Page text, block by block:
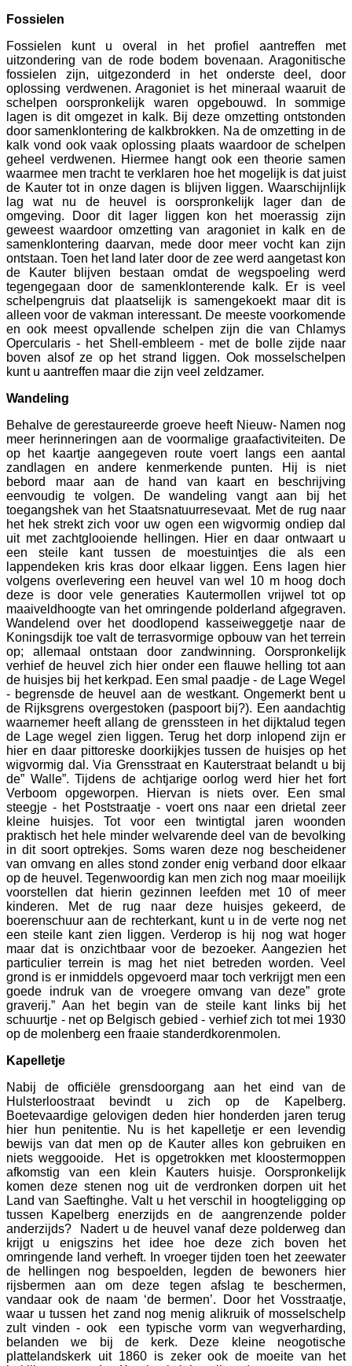
Fossielen
Fossielen kunt u overal in het profiel aantreffen met
uitzondering van de rode bodem bovenaan. Aragonitische
fossielen zijn, uitgezonderd in het onderste deel, door
oplossing verdwenen. Aragoniet is het mineraal waaruit de
schelpen oorspronkelijk waren opgebouwd. In sommige
lagen is dit omgezet in kalk. Bij deze omzetting ontstonden
door samenklontering de kalkbrokken. Na de omzetting in de
kalk vond ook vaak oplossing plaats waardoor de schelpen
geheel verdwenen. Hiermee hangt ook een theorie samen
waarmee men tracht te verklaren hoe het mogelijk is dat juist
de Kauter tot in onze dagen is blijven liggen. Waarschijnlijk
lag wat nu de heuvel is oorspronkelijk lager dan de
omgeving. Door dit lager liggen kon het moerassig zijn
geweest waardoor omzetting van aragoniet in kalk en de
samenklontering daarvan, mede door meer vocht kan zijn
ontstaan. Toen het land later door de zee werd aangetast kon
de Kauter blijven bestaan omdat de wegspoeling werd
tegengegaan door de samenklonterende kalk. Er is veel
schelpengruis dat plaatselijk is samengekoekt maar dit is
alleen voor de vakman interessant. De meeste voorkomende
en ook meest opvallende schelpen zijn die van Chlamys
Opercularis - het Shell-embleem - met de bolle zijde naar
boven alsof ze op het strand liggen. Ook mosselschelpen
kunt u aantreffen maar die zijn veel zeldzamer.
Wandeling
Behalve de gerestaureerde groeve heeft Nieuw- Namen nog
meer herinneringen aan de voormalige graafactiviteiten. De
op het kaartje aangegeven route voert langs een aantal
zandlagen en andere kenmerkende punten. Hij is niet
bebord maar aan de hand van kaart en beschrijving
eenvoudig te volgen. De wandeling vangt aan bij het
toegangshek van het Staatsnatuurresevaat. Met de rug naar
het hek strekt zich voor uw ogen een wigvormig ondiep dal
uit met zachtglooiende hellingen. Hier en daar ontwaart u
een steile kant tussen de moestuintjes die als een
lappendeken kris kras door elkaar liggen. Eens lagen hier
volgens overlevering een heuvel van wel 10 m hoog doch
deze is door vele generaties Kautermollen vrijwel tot op
maaiveldhoogte van het omringende polderland afgegraven.
Wandelend over het doodlopend kasseiweggetje naar de
Koningsdijk toe valt de terrasvormige opbouw van het terrein
op; allemaal ontstaan door zandwinning. Oorspronkelijk
verhief de heuvel zich hier onder een flauwe helling tot aan
de huisjes bij het kerkpad. Een smal paadje - de Lage Wegel
- begrensde de heuvel aan de westkant. Ongemerkt bent u
de Rijksgrens overgestoken (paspoort bij?). Een aandachtig
waarnemer heeft allang de grenssteen in het dijktalud tegen
de Lage wegel zien liggen. Terug het dorp inlopend zijn er
hier en daar pittoreske doorkijkjes tussen de huisjes op het
wigvormig dal. Via Grensstraat en Kauterstraat belandt u bij
de” Walle”. Tijdens de achtjarige oorlog werd hier het fort
Verboom opgeworpen. Hiervan is niets over. Een smal
steegje - het Poststraatje - voert ons naar een drietal zeer
kleine huisjes. Tot voor een twintigtal jaren woonden
praktisch het hele minder welvarende deel van de bevolking
in dit soort optrekjes. Soms waren deze nog bescheidener
van omvang en alles stond zonder enig verband door elkaar
op de heuvel. Tegenwoordig kan men zich nog maar moeilijk
voorstellen dat hierin gezinnen leefden met 10 of meer
kinderen. Met de rug naar deze huisjes gekeerd, de
boerenschuur aan de rechterkant, kunt u in de verte nog net
een steile kant zien liggen. Verderop is hij nog wat hoger
maar dat is onzichtbaar voor de bezoeker. Aangezien het
particulier terrein is mag het niet betreden worden. Veel
grond is er inmiddels opgevoerd maar toch verkrijgt men een
goede indruk van de vroegere omvang van deze” grote
graverij.” Aan het begin van de steile kant links bij het
schuurtje - net op Belgisch gebied - verhief zich tot mei 1930
op de molenberg een fraaie standerdkorenmolen.
Kapelletje
Nabij de officiële grensdoorgang aan het eind van de
Hulsterloostraat bevindt u zich op de Kapelberg.
Boetevaardige gelovigen deden hier honderden jaren terug
hier hun penitentie. Nu is het kapelletje er een levendig
bewijs van dat men op de Kauter alles kon gebruiken en
niets weggooide. Het is opgetrokken met kloostermoppen
afkomstig van een klein Kauters huisje. Oorspronkelijk
komen deze stenen nog uit de verdronken dorpen uit het
Land van Saeftinghe. Valt u het verschil in hoogteligging op
tussen Kapelberg enerzijds en de aangrenzende polder
anderzijds? Nadert u de heuvel vanaf deze polderweg dan
krijgt u enigszins het idee hoe deze zich boven het
omringende land verheft. In vroeger tijden toen het zeewater
de hellingen nog bespoelden, legden de bewoners hier
rijsbermen aan om deze tegen afslag te beschermen,
vandaar ook de naam ‘de bermen’. Door het Vosstraatje,
waar u tussen het zand nog menig alikruik of mosselschelp
zult vinden - ook een typische vorm van wegverharding,
belanden we bij de kerk. Deze kleine neogotische
plattelandskerk uit 1860 is zeker ook de moeite van het